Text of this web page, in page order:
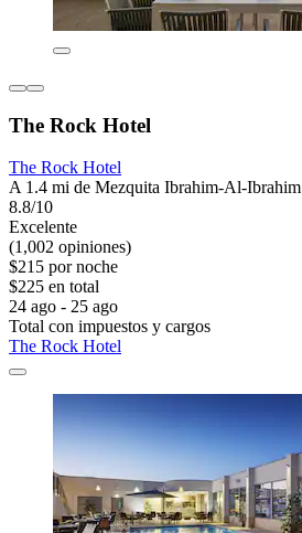
The Rock Hotel
The Rock Hotel
A 1.4 mi de Mezquita Ibrahim-Al-Ibrahim
8.8/10
Excelente
(1,002 opiniones)
$215 por noche
$225 en total
24 ago - 25 ago
Total con impuestos y cargos
The Rock Hotel